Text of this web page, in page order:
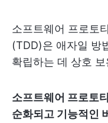
소프트웨어 프로토
(TDD)은 애자일 방
확립하는 데 상호
소프트웨어 프로토
순화되고 기능적인